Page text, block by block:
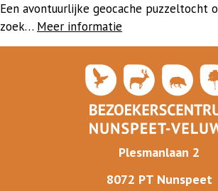
Een avontuurlijke geocache puzzeltocht
zoek… Meer informatie
Plesmanlaan 2
8072 PT Nunspeet